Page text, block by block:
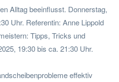
Alltag beeinflusst. Donnerstag,
Uhr. Referentin: Anne Lippold
Tipps, Tricks und
19:30 bis ca. 21:30 Uhr.
effektiv